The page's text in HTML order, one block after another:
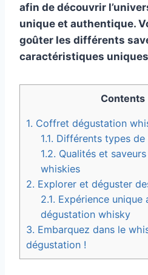
afin de découvrir
unique et authentique.
goûter les différents
caractéristiques uniques
Contents
1. Coffret dégustation
1.1. Différents types
1.2. Qualités et
whiskies
2. Explorer et déguster
2.1. Expérience
dégustation whisky
3. Embarquez dans le
dégustation !